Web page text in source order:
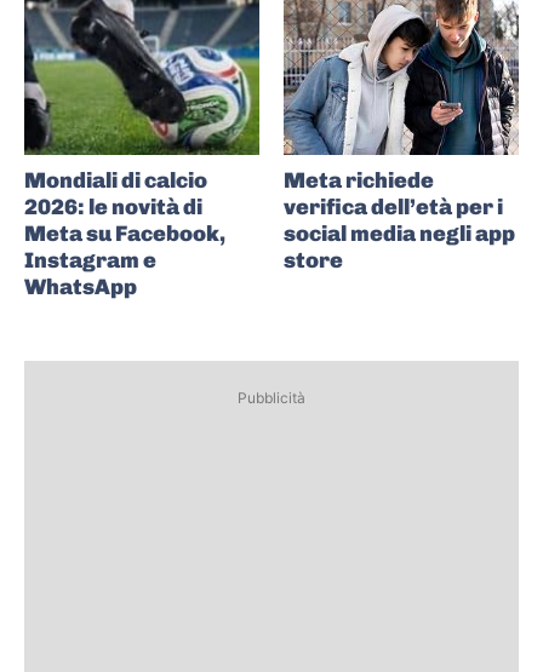
Mondiali di calcio
2026: le novità di
Meta su Facebook,
Instagram e
WhatsApp
Meta richiede
verifica dell’età per i
social media negli app
store
Pubblicità